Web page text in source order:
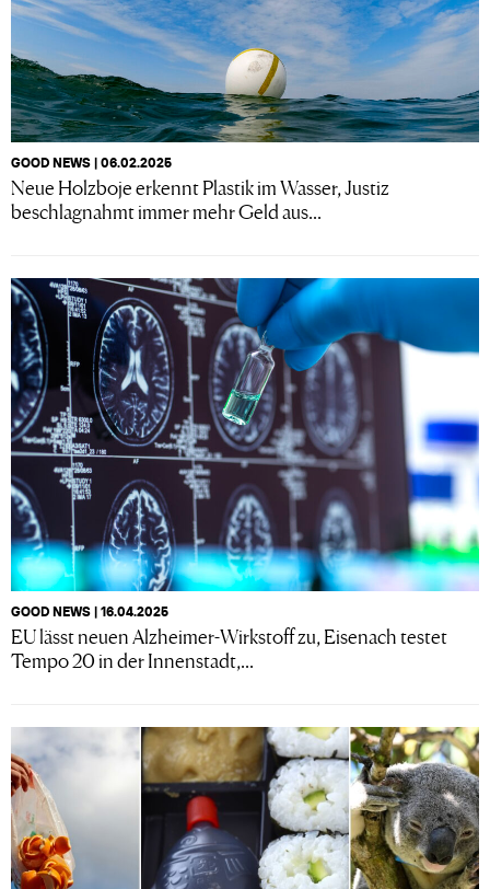
GOOD NEWS | 06.02.2025
Neue Holzboje erkennt Plastik im Wasser, Justiz
beschlagnahmt immer mehr Geld aus...
GOOD NEWS | 16.04.2025
EU lässt neuen Alzheimer-Wirkstoff zu, Eisenach testet
Tempo 20 in der Innenstadt,...